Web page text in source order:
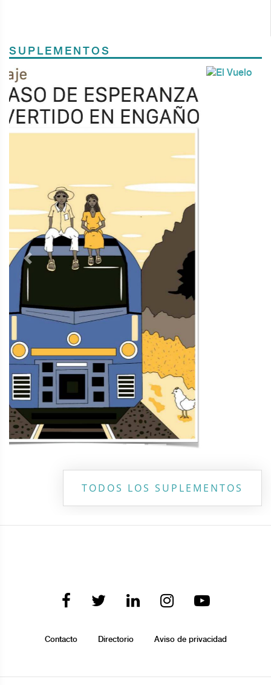
SUPLEMENTOS
Next
TODOS LOS SUPLEMENTOS
Contacto Directorio Aviso de privacidad
Copyright ©2026 Todos los derechos reservados | La Jornada
Maya